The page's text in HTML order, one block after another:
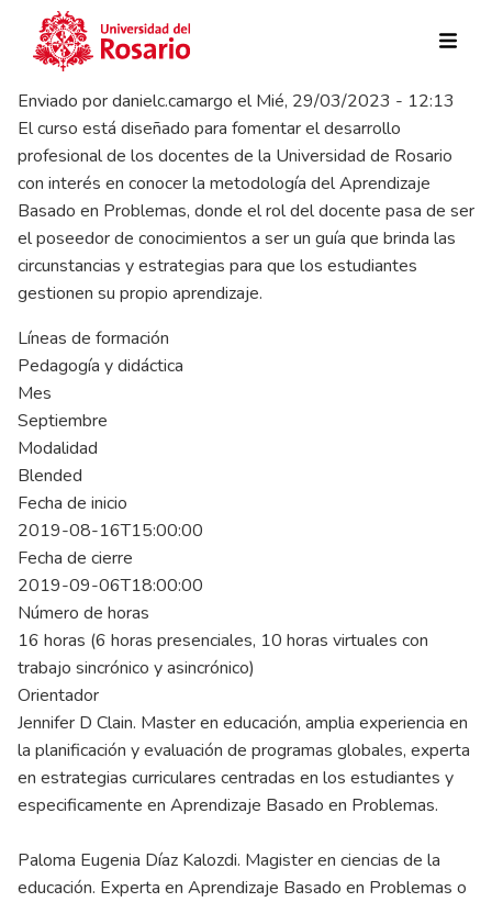
Pasar al contenido principal
Enviado pordanielc.camargo elMié, 29/03/2023 - 12:13
El curso está diseñado para fomentar el desarrollo
profesional de los docentes de la Universidad de Rosario
con interés en conocer la metodología del Aprendizaje
Basado en Problemas, donde el rol del docente pasa de ser
el poseedor de conocimientos a ser un guía que brinda las
circunstancias y estrategias para que los estudiantes
gestionen su propio aprendizaje.
Líneas de formación
Pedagogía y didáctica
Mes
Septiembre
Modalidad
Blended
Fecha de inicio
2019-08-16T15:00:00
Fecha de cierre
2019-09-06T18:00:00
Número de horas
16 horas (6 horas presenciales, 10 horas virtuales con
trabajo sincrónico y asincrónico)
Orientador
Jennifer D Clain. Master en educación, amplia experiencia en
la planificación y evaluación de programas globales, experta
en estrategias curriculares centradas en los estudiantes y
especificamente en Aprendizaje Basado en Problemas.
Paloma Eugenia Díaz Kalozdi. Magister en ciencias de la
educación. Experta en Aprendizaje Basado en Problemas o